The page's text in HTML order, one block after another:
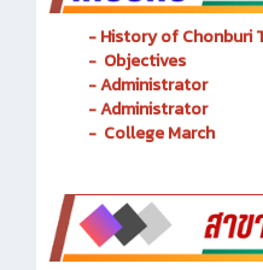
- History of Chonburi
- Objectives
- Administrator
- Administrator
- College March